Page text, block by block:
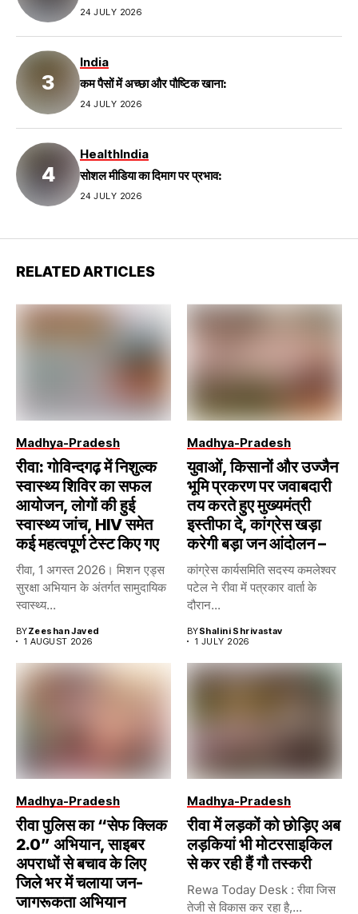
24 JULY 2026
India
कम पैसों में अच्छा और पौष्टिक खाना:
24 JULY 2026
HealthIndia
सोशल मीडिया का दिमाग पर प्रभाव:
24 JULY 2026
RELATED ARTICLES
Madhya-Pradesh
रीवा: गोविन्दगढ़ में निशुल्क
स्वास्थ्य शिविर का सफल
आयोजन, लोगों की हुई
स्वास्थ्य जांच, HIV समेत
कई महत्वपूर्ण टेस्ट किए गए
रीवा, 1 अगस्त 2026। मिशन एड्स
सुरक्षा अभियान के अंतर्गत सामुदायिक
स्वास्थ्य...
BYZeeshan Javed
1 AUGUST 2026
Madhya-Pradesh
युवाओं, किसानों और उज्जैन
भूमि प्रकरण पर जवाबदारी
तय करते हुए मुख्यमंत्री
इस्तीफा दे, कांग्रेस खड़ा
करेगी बड़ा जन आंदोलन –
कांग्रेस कार्यसमिति सदस्य कमलेश्वर
पटेल ने रीवा में पत्रकार वार्ता के
दौरान...
BYShalini Shrivastav
1 JULY 2026
Madhya-Pradesh
रीवा पुलिस का “सेफ क्लिक
2.0” अभियान, साइबर
अपराधों से बचाव के लिए
जिले भर में चलाया जन-
जागरूकता अभियान
Madhya-Pradesh
रीवा में लड़कों को छोड़िए अब
लड़कियां भी मोटरसाइकिल
से कर रही हैं गौ तस्करी
Rewa Today Desk : रीवा जिस
तेजी से विकास कर रहा है,...